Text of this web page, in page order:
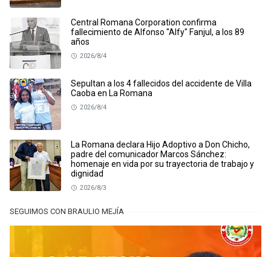
Central Romana Corporation confirma
fallecimiento de Alfonso "Alfy" Fanjul, a los 89
años
2026/8/4
Sepultan a los 4 fallecidos del accidente de Villa
Caoba en La Romana
2026/8/4
La Romana declara Hijo Adoptivo a Don Chicho,
padre del comunicador Marcos Sánchez:
homenaje en vida por su trayectoria de trabajo y
dignidad
2026/8/3
SEGUIMOS CON BRAULIO MEJÍA